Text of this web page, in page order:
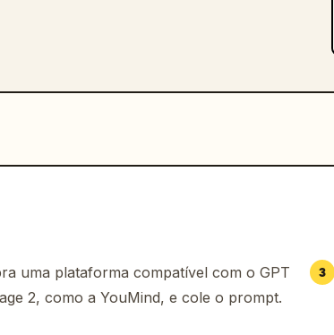
uma plataforma compatível com o GPT
2, como a YouMind, e cole o prompt.
3